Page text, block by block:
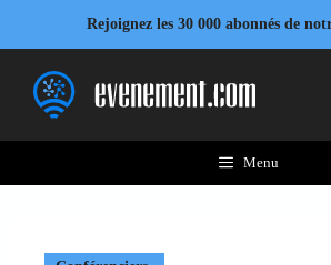
contenu
Rejoignez les 30 000 abonnés de
Menu